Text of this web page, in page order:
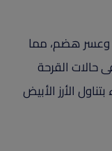
وعسر هضم، مما
حالات القرحة
الأرز الأبيض